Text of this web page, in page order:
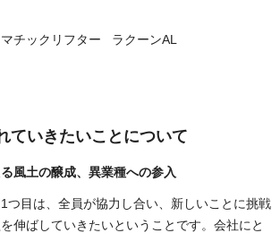
チックリフター ラクーンAL
ていきたいことについて
風土の醸成、異業種への参入
つ目は、全員が協力し合い、新しいことに挑戦
伸ばしていきたいということです。会社にと